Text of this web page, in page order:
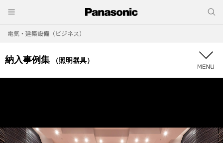
電気・建築設備（ビジネス）
納入事例集 （照明器具）